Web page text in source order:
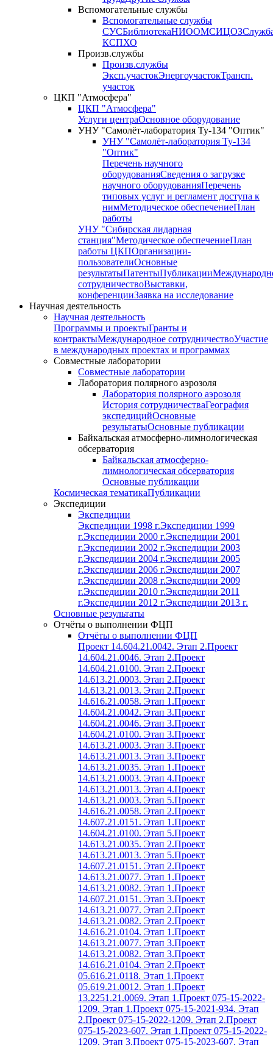
Вспомогательные службы
Вспомогательные службы
СУСБиблиотекаНИООМСИЦОЗ
КСПХО
Произв.службы
Произв.службы
Эксп.участокЭнергоучастокТрансп.
участок
ЦКП "Атмосфера"
ЦКП "Атмосфера"
Услуги центраОсновное оборудование
УНУ "Самолёт-лаборатория Ту-134 "Оптик"
УНУ "Самолёт-лаборатория Ту-134
"Оптик"
Перечень научного
оборудованияСведения о загрузке
научного оборудованияПеречень
типовых услуг и регламент доступа к
нимМетодическое обеспечениеПлан
работы
УНУ "Сибирская лидарная
станция"Методическое обеспечениеПлан
работы ЦКПОрганизации-
пользователиОсновные
результатыПатентыПубликации
сотрудничествоВыставки,
конференцииЗаявка на исследование
Научная деятельность
Научная деятельность
Программы и проектыГранты и
контрактыМеждународное сотрудничествоУчастие
в международных проектах и программах
Совместные лаборатории
Совместные лаборатории
Лаборатория полярного аэрозоля
Лаборатория полярного аэрозоля
История сотрудничестваГеография
экспедицийОсновные
результатыОсновные публикации
Байкальская атмосферно-лимнологическая
обсерватория
Байкальская атмосферно-
лимнологическая обсерватория
Основные публикации
Космическая тематикаПубликации
Экспедиции
Экспедиции
Экспедиции 1998 г.Экспедиции 1999
г.Экспедиции 2000 г.Экспедиции 2001
г.Экспедиции 2002 г.Экспедиции 2003
г.Экспедиции 2004 г.Экспедиции 2005
г.Экспедиции 2006 г.Экспедиции 2007
г.Экспедиции 2008 г.Экспедиции 2009
г.Экспедиции 2010 г.Экспедиции 2011
г.Экспедиции 2012 г.Экспедиции 2013 г.
Основные результаты
Отчёты о выполнении ФЦП
Отчёты о выполнении ФЦП
Проект 14.604.21.0042. Этап 2.Проект
14.604.21.0046. Этап 2.Проект
14.604.21.0100. Этап 2.Проект
14.613.21.0003. Этап 2.Проект
14.613.21.0013. Этап 2.Проект
14.616.21.0058. Этап 1.Проект
14.604.21.0042. Этап 3.Проект
14.604.21.0046. Этап 3.Проект
14.604.21.0100. Этап 3.Проект
14.613.21.0003. Этап 3.Проект
14.613.21.0013. Этап 3.Проект
14.613.21.0035. Этап 1.Проект
14.613.21.0003. Этап 4.Проект
14.613.21.0013. Этап 4.Проект
14.613.21.0003. Этап 5.Проект
14.616.21.0058. Этап 2.Проект
14.607.21.0151. Этап 1.Проект
14.604.21.0100. Этап 5.Проект
14.613.21.0035. Этап 2.Проект
14.613.21.0013. Этап 5.Проект
14.607.21.0151. Этап 2.Проект
14.613.21.0077. Этап 1.Проект
14.613.21.0082. Этап 1.Проект
14.607.21.0151. Этап 3.Проект
14.613.21.0077. Этап 2.Проект
14.613.21.0082. Этап 2.Проект
14.616.21.0104. Этап 1.Проект
14.613.21.0077. Этап 3.Проект
14.613.21.0082. Этап 3.Проект
14.616.21.0104. Этап 2.Проект
05.616.21.0118. Этап 1.Проект
05.619.21.0012. Этап 1.Проект
13.2251.21.0069. Этап 1.Проект 075-15-2022-
1209. Этап 1.Проект 075-15-2021-934. Этап
2.Проект 075-15-2022-1209. Этап 2.Проект
075-15-2023-607. Этап 1.Проект 075-15-2022-
1209. Этап 3.Проект 075-15-2023-607. Этап